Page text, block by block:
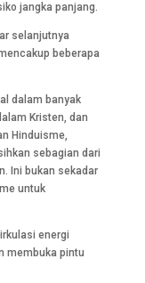
jangka panjang.
selanjutnya
beberapa
dalam banyak
Kristen, dan
Hinduisme,
sebagian dari
Ini bukan sekadar
untuk
energi
membuka pintu